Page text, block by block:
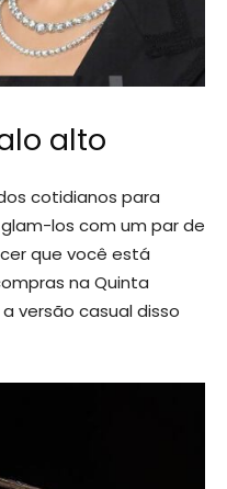
alto
cotidianos para
los com um par de
que você está
na Quinta
versão casual disso